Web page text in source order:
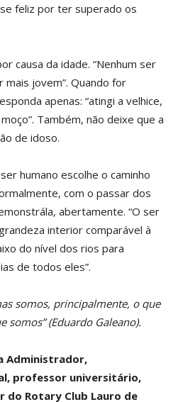
feliz por ter superado os
causa da idade. “Nenhum ser
jovem”. Quando for
apenas: “atingi a velhice,
Também, não deixe que a
de idoso.
humano escolhe o caminho
com o passar dos
abertamente. “O ser
interior comparável à
do nível dos rios para
de todos eles”.
somos, principalmente, o que
somos” (Eduardo Galeano).
Administrador,
professor universitário,
do Rotary Club Lauro de